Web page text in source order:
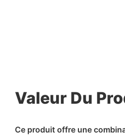
Valeur Du
Ce produit offre une